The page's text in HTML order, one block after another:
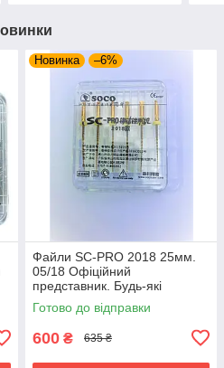
Новинка –6%
Файли SC-PRO 2018 25мм.
05/18 Офіційний
представник. Будь-які
розміри завжди в наявності.
Готово до відправки
600 ₴ 635 ₴